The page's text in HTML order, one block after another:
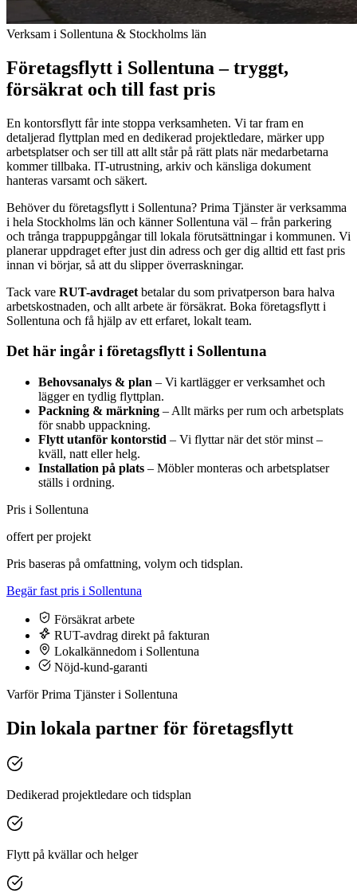
Verksam i Sollentuna & Stockholms län
Företagsflytt i Sollentuna – tryggt,
försäkrat och till fast pris
En kontorsflytt får inte stoppa verksamheten. Vi tar fram en
detaljerad flyttplan med en dedikerad projektledare, märker upp
arbetsplatser och ser till att allt står på rätt plats när medarbetarna
kommer tillbaka. IT-utrustning, arkiv och känsliga dokument
hanteras varsamt och säkert.
Behöver du företagsflytt i Sollentuna? Prima Tjänster är verksamma
i hela Stockholms län och känner Sollentuna väl – från parkering
och trånga trappuppgångar till lokala förutsättningar i kommunen. Vi
planerar uppdraget efter just din adress och ger dig alltid ett fast pris
innan vi börjar, så att du slipper överraskningar.
Tack vare RUT-avdraget betalar du som privatperson bara halva
arbetskostnaden, och allt arbete är försäkrat. Boka företagsflytt i
Sollentuna och få hjälp av ett erfaret, lokalt team.
Det här ingår i företagsflytt i Sollentuna
Behovsanalys & plan – Vi kartlägger er verksamhet och
lägger en tydlig flyttplan.
Packning & märkning – Allt märks per rum och arbetsplats
för snabb uppackning.
Flytt utanför kontorstid – Vi flyttar när det stör minst –
kväll, natt eller helg.
Installation på plats – Möbler monteras och arbetsplatser
ställs i ordning.
Pris i Sollentuna
offert per projekt
Pris baseras på omfattning, volym och tidsplan.
Begär fast pris i Sollentuna
Försäkrat arbete
RUT-avdrag direkt på fakturan
Lokalkännedom i Sollentuna
Nöjd-kund-garanti
Varför Prima Tjänster i Sollentuna
Din lokala partner för företagsflytt
Dedikerad projektledare och tidsplan
Flytt på kvällar och helger